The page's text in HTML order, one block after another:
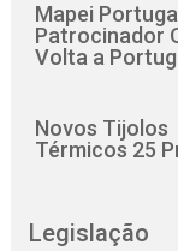
Mapei
Patrocinador
Volta a
Novos Tijolos
Térmicos 25
Legislação